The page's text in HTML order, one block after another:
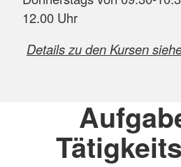
12.00 Uhr
Details zu den Kursen